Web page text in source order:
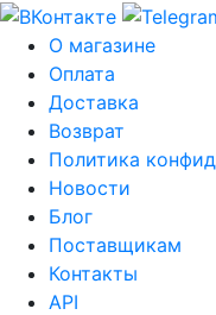
О магазине
Оплата
Доставка
Возврат
Политика
Новости
Блог
Поставщикам
Контакты
API